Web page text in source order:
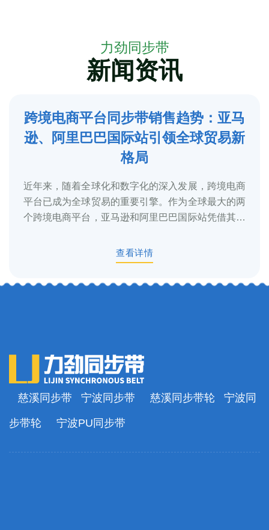
力劲同步带
新闻资讯
5
2025-3
跨境电商平台同步带销售趋势：亚马
逊、阿里巴巴国际站引领全球贸易新
格局
近年来，随着全球化和数字化的深入发展，跨境电商
平台已成为全球贸易的重要引擎。作为全球最大的两
个跨境电商平台，亚马逊和阿里巴巴国际站凭借其庞
查看详情
慈溪同步带 宁波同步带 慈溪同步带轮 宁波同
步带轮 宁波PU同步带